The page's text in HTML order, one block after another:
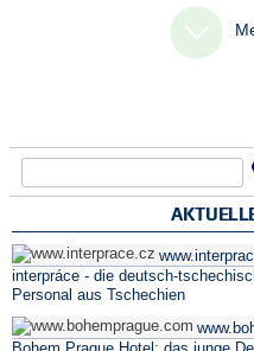
Suchformular
interpráce - die deutsch-
Personal aus Tschechien